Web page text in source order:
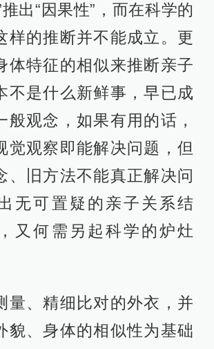
推出“因果性”，而在科学的
样的推断并不能成立。更
体特征的相似来推断亲子
不是什么新鲜事，早已成
般观念，如果有用的话，
觉观察即能解决问题，但
、旧方法不能真正解决问
无可置疑的亲子关系结
又何需另起科学的炉灶
量、精细比对的外衣，并
貌、身体的相似性为基础